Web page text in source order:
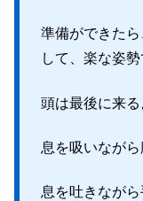
準備ができた
して、楽な姿勢
頭は最後に来る
息を吸いながら
息を吐きながら